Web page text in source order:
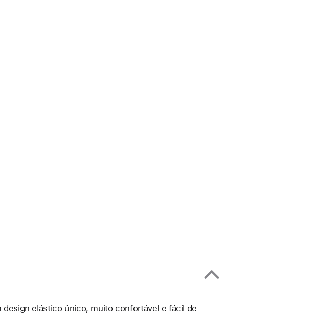
elástico único, muito confortável e fácil de